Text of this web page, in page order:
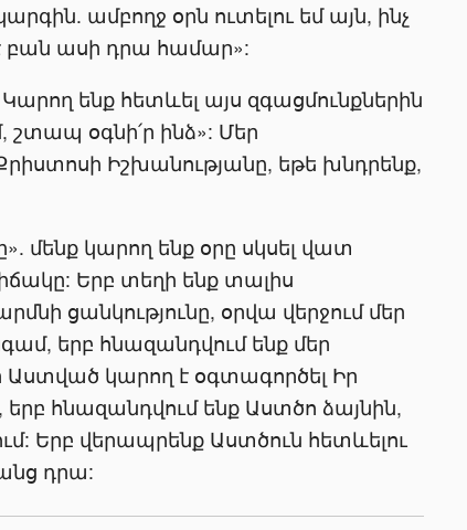
ամբողջ օրն ուտելու եմ այն, ինչ
բան ասի դրա համար»:
ենք հետևել այս զգացմունքներին
շտապ օգնի՛ր ինձ»: Մեր
Իշխանությանը, եթե խնդրենք,
մենք կարող ենք օրը սկսել վատ
Երբ տեղի ենք տալիս
ցանկությունը, օրվա վերջում մեր
երբ հնազանդվում ենք մեր
կարող է օգտագործել Իր
հնազանդվում ենք Աստծո ձայնին,
Երբ վերապրենք Աստծուն հետևելու
դրա: